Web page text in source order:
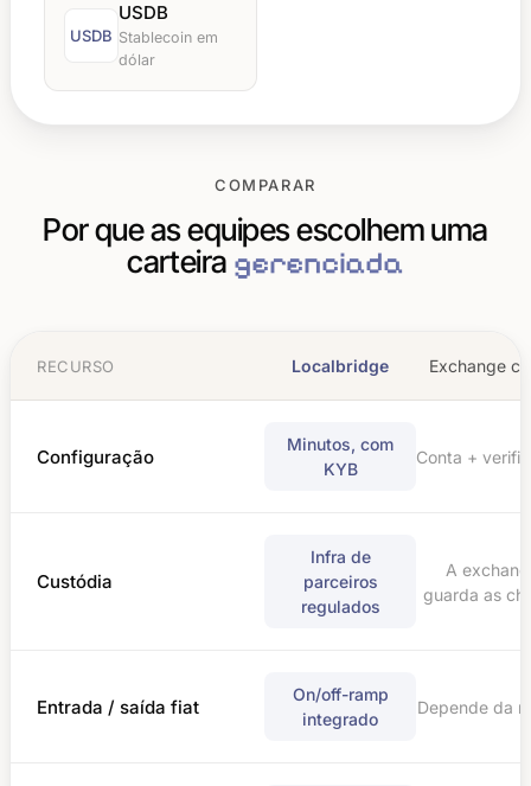
USDB
USDB
Stablecoin em
dólar
COMPARAR
Por que as equipes escolhem uma
carteira gerenciada
RECURSO Localbridge Exchange
Configuração
Minutos, com
KYB
Conta +
Custódia
Infra de
parceiros
regulados
A
guarda as
Entrada / saída fiat
On/off-ramp
integrado
Depende da